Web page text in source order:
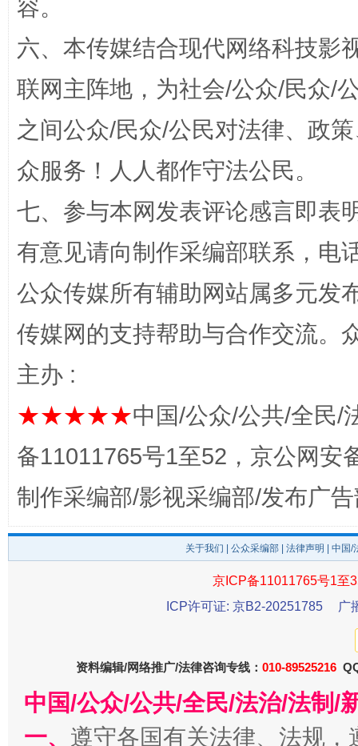
扯下公款旅游的“隐身衣”
完善运行机制助力责任有效落实
容。
六、本传媒结合现代网络科技影
联网主阵地，为社会/公众/民众/
之间公众/民众/公民对法律、政
众服务！人人都作守法公民。
七、参与本网发表评论感言即表
有意见请向制作采编部联系，电
公众传媒所有辅助网站属多元发
传媒网的支持帮助与合作交流。
主办 :
★★★★★中国/公众/公共/全民/
备11011765号1至52，京公网安
制作采编部/影视采编部/发布广
关于我们 公众采编部 法律声明 | 中国
京ICP备11011765号1至
ICP许可证: 京B2-20251785
广
资料编辑/网络推广/法律咨询专线： 010-89525216
中国/公众/公共/全民/法治/法制/
一、 遵守各国有关法律、法规